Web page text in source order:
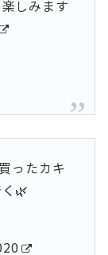
しみます
ったカキ
🌿